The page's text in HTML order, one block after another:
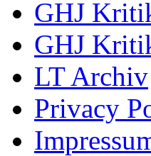
GHJ
GHJ
LT Archiv
Privacy